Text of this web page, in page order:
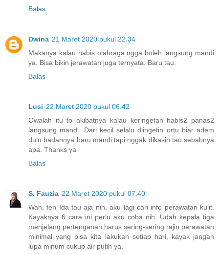
Balas
Dwina 21 Maret 2020 pukul 22.34
Makanya kalau habis olahraga ngga boleh langsung mandi
ya. Bisa bikin jerawatan juga ternyata. Baru tau.
Balas
Lusi 22 Maret 2020 pukul 06.42
Owalah itu to akibatnya kalau keringetan habis2 panas2
langsung mandi. Dari kecil selalu diingetin ortu biar adem
dulu badannya baru mandi tapi nggak dikasih tau sebabnya
apa. Thanks ya
Balas
S. Fauzia 22 Maret 2020 pukul 07.40
Wah, teh Ida tau aja nih, aku lagi cari info perawatan kulit.
Kayaknya 6 cara ini perlu aku coba nih. Udah kepala tiga
menjelang pertenganan harus sering-sering rajin perawatan
minimal yang bisa kita lakukan setiap hari, kayak jangan
lupa minum cukup air putih ya.